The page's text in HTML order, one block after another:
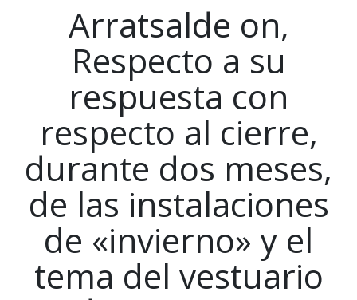
Arratsalde on,
Respecto a su
respuesta con
respecto al cierre,
durante dos meses,
de las instalaciones
de «invierno» y el
tema del vestuario